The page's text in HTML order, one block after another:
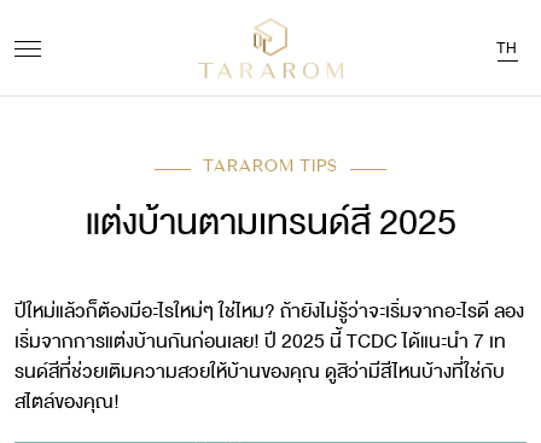
TH
TARAROM TIPS
แต่งบ้านตามเทรนด์สี 2025
ปีใหม่แล้วก็ต้องมีอะไรใหม่ๆ ใช่ไหม? ถ้ายังไม่รู้ว่าจะเริ่มจากอะไรดี ลอง
เริ่มจากการแต่งบ้านกันก่อนเลย! ปี 2025 นี้ TCDC ได้แนะนำ 7 เท
รนด์สีที่ช่วยเติมความสวยให้บ้านของคุณ ดูสิว่ามีสีไหนบ้างที่ใช่กับ
สไตล์ของคุณ!